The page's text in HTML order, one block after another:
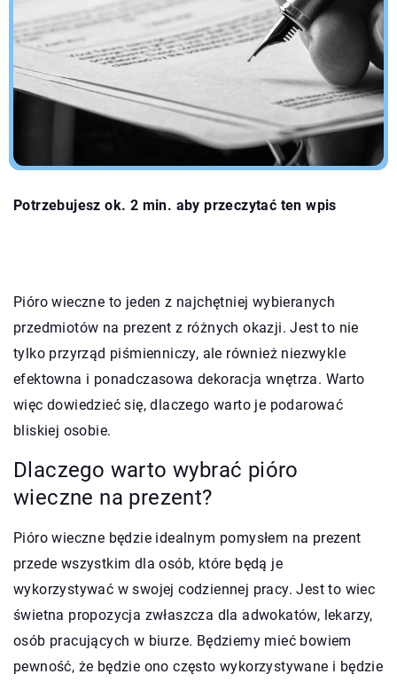
Potrzebujesz ok. 2 min. aby przeczytać ten wpis
Pióro wieczne to jeden z najchętniej wybieranych
przedmiotów na prezent z różnych okazji. Jest to nie
tylko przyrząd piśmienniczy, ale również niezwykle
efektowna i ponadczasowa dekoracja wnętrza. Warto
więc dowiedzieć się, dlaczego warto je podarować
bliskiej osobie.
Dlaczego warto wybrać pióro
wieczne na prezent?
Pióro wieczne będzie idealnym pomysłem na prezent
przede wszystkim dla osób, które będą je
wykorzystywać w swojej codziennej pracy. Jest to wiec
świetna propozycja zwłaszcza dla adwokatów, lekarzy,
osób pracujących w biurze. Będziemy mieć bowiem
pewność, że będzie ono często wykorzystywane i będzie